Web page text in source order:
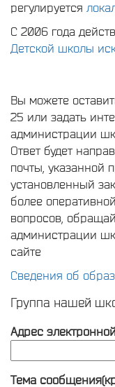
регулируется
С 2006 года
Детской школы
Вы можете
25 или задать
администрации
Ответ будет
почты, указанной
установленный
более
вопросов,
администрации
сайте
Сведения об
Группа нашей
Адрес
Тема